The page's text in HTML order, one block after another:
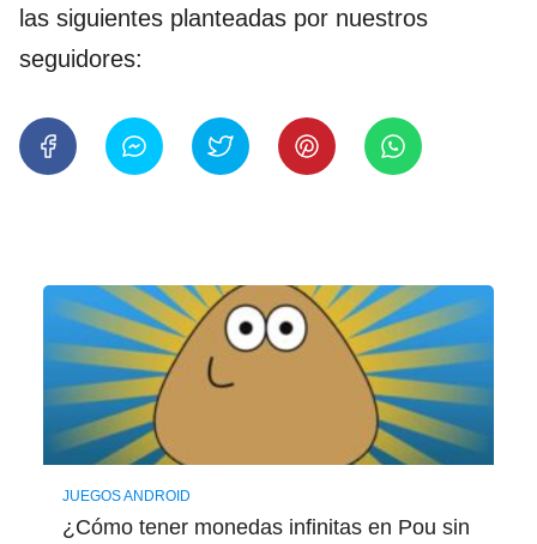
las siguientes planteadas por nuestros
seguidores:
JUEGOS ANDROID
¿Cómo tener monedas infinitas en Pou sin